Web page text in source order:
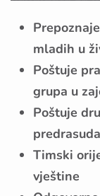
mladih u
Poštuje
grupa u
Poštuje
Timski
vještine